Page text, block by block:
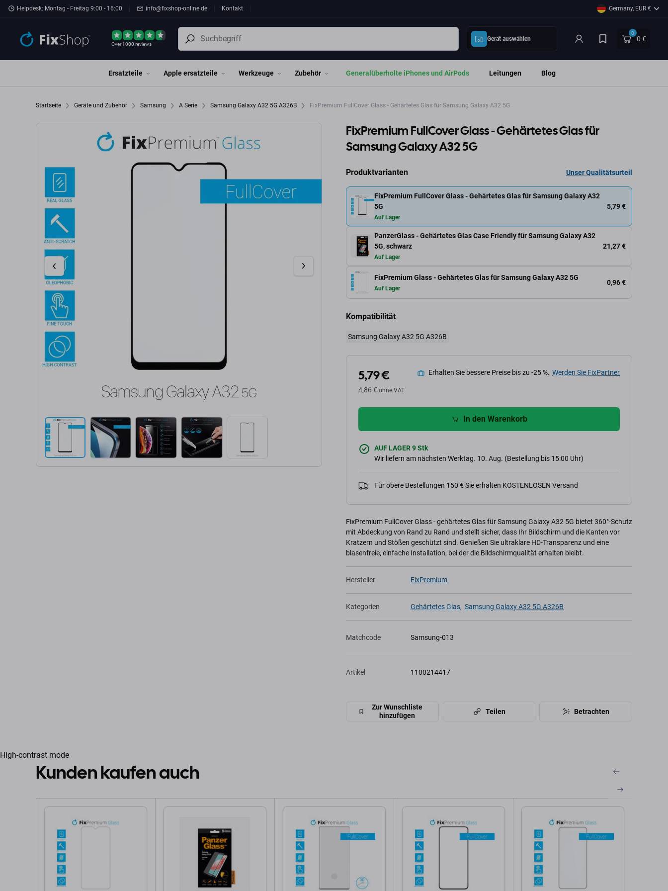
Zum Hauptinhalt springen
Helpdesk: Montag - Freitag 9:00 - 16:00 info@fixshop-online.de Kontakt Germany, EUR €
Over1000reviews
Gerät auswählen
0
0 €
Ersatzteile Apple ersatzteile Werkzeuge Zubehör Generalüberholte iPhones und AirPods Leitungen Blog
Startseite Geräte und Zubehör Samsung A Serie Samsung Galaxy A32 5G A326B FixPremium FullCover Glass - Gehärtetes Glas für Samsung Galaxy A32 5G
FixPremium FullCover Glass - Gehärtetes Glas für
Samsung Galaxy A32 5G
Produktvarianten Unser Qualitätsurteil
PanzerGlass - Gehärtetes Glas Case Friendly für Samsung Galaxy A32
5G, schwarz
Auf Lager
21,27 €
FixPremium FullCover Glass - Gehärtetes Glas für Samsung Galaxy A32
5G
Auf Lager
5,79 €
FixPremium Glass - Gehärtetes Glas für Samsung Galaxy A32 5G
Auf Lager
0,96 €
Kompatibilität
Samsung Galaxy A32 5G A326B
5,79 €
4,86 € ohne VAT
Erhalten Sie bessere Preise bis zu -25 %. Werden Sie FixPartner
In den Warenkorb
AUF LAGER 9 Stk
Wir liefern am nächsten Werktag. 10. Aug. (Bestellung bis 15:00 Uhr)
Für obere Bestellungen 150 € Sie erhalten KOSTENLOSEN Versand
FixPremium FullCover Glass - gehärtetes Glas für Samsung Galaxy A32 5G bietet 360°-Schutz
mit Abdeckung von Rand zu Rand und stellt sicher, dass Ihr Bildschirm und die Kanten vor
Kratzern und Stößen geschützt sind. Genießen Sie ultraklare HD-Transparenz und eine
blasenfreie, einfache Installation, bei der die Bildschirmqualität erhalten bleibt.
Hersteller FixPremium
Kategorien Gehärtetes Glas, Samsung Galaxy A32 5G A326B
Matchcode Samsung-013
Artikel 1100214417
Zur Wunschliste
hinzufügen
Teilen Betrachten
High-contrast mode
Kunden kaufen auch